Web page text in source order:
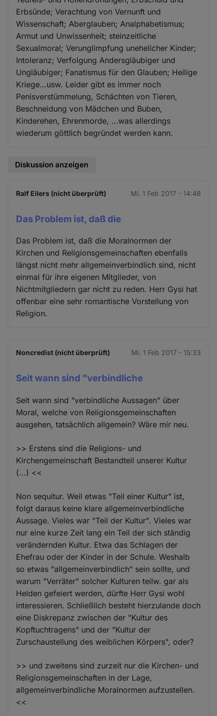
Erbsünde; Verachtung von Vernunft und
Wissenschaft; Aberglauben; Analphabetismus;
Armut und Unwissenheit; steinzeitliche
Sexualmoral; Verunglimpfung unehelicher Kinder;
Intoleranz; Verfolgung Andersgläubiger und
Ungläubiger; Fanatismus für den Glauben; Heilige
Kriege…usw. Leider gibt es immer noch
Penisverstümmelung, Schächten von Tieren,
Beschneidung von Mädchen und Buben,
Kinderehen, Ehrenmorde, …was allerdings
wiederum göttlich begründet werden kann.
Diskussion anzeigen
Ralf Eilers (nicht überprüft) Mi. 1 Feb 2017 - 14:48
Das Problem ist, daß die
Das Problem ist, daß die Moralnormen der
Kirchen und Religionsgemeinschaften ebenfalls
längst nicht mehr allgemeinverbindlich sind, nicht
einmal für ihre eigenen Mitglieder, von
Nichtmitgliedern gar nicht zu reden. Herr Gysi hat
offenbar eine sehr romantische Vorstellung von
Religion.
Noncredist (nicht überprüft) Mi. 1 Feb 2017 - 15:33
Seit wann sind "verbindliche
Seit wann sind "verbindliche Aussagen" über
Moral, welche von Religionsgemeinschaften
ausgehen, tatsächlich allgemein? Wäre mir neu.
>> Erstens sind die Religions- und
Kirchengemeinschaft Bestandteil unserer Kultur
(...) <<
Non sequitur. Weil etwas "Teil einer Kultur" ist,
folgt daraus keine klare allgemeinverbindliche
Aussage. Vieles war "Teil der Kultur". Vieles war
nur eine kurze Zeit lang ein Teil der sich ständig
verändernden Kultur. Etwa das Schlagen der
Ehefrau oder der Kinder in der Schule. Weshalb
so etwas "allgemeinverbindlich" sein sollte, und
warum "Verräter" solcher Kulturen teilw. gar als
Helden gefeiert werden, dürfte Herr Gysi wohl
interessieren. Schließlich besteht hierzulande doch
eine Diskrepanz zwischen der "Kultur des
Kopftuchtragens" und der "Kultur der
Zurschaustellung des weiblichen Körpers", oder?
>> und zweitens sind zurzeit nur die Kirchen- und
Religionsgemeinschaften in der Lage,
allgemeinverbindliche Moralnormen aufzustellen.
<<